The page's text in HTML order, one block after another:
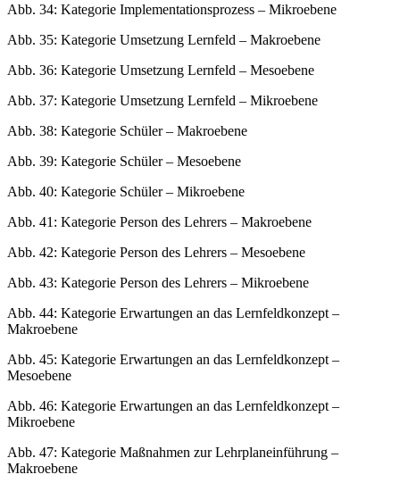
Abb. 34: Kategorie Implementationsprozess – Mikroebene
Abb. 35: Kategorie Umsetzung Lernfeld – Makroebene
Abb. 36: Kategorie Umsetzung Lernfeld – Mesoebene
Abb. 37: Kategorie Umsetzung Lernfeld – Mikroebene
Abb. 38: Kategorie Schüler – Makroebene
Abb. 39: Kategorie Schüler – Mesoebene
Abb. 40: Kategorie Schüler – Mikroebene
Abb. 41: Kategorie Person des Lehrers – Makroebene
Abb. 42: Kategorie Person des Lehrers – Mesoebene
Abb. 43: Kategorie Person des Lehrers – Mikroebene
Abb. 44: Kategorie Erwartungen an das Lernfeldkonzept –
Makroebene
Abb. 45: Kategorie Erwartungen an das Lernfeldkonzept –
Mesoebene
Abb. 46: Kategorie Erwartungen an das Lernfeldkonzept –
Mikroebene
Abb. 47: Kategorie Maßnahmen zur Lehrplaneinführung –
Makroebene